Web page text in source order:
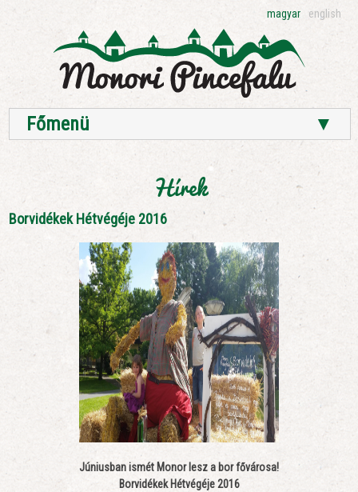
magyar english
Főmenü ▼
Hírek
Borvidékek Hétvégéje 2016
Júniusban ismét Monor lesz a bor fővárosa!
Borvidékek Hétvégéje 2016